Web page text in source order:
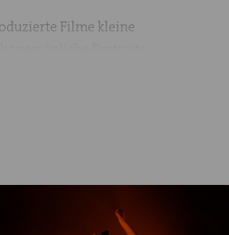
Filme kleine
jedes Musikstück
Reihe an filmischen
fühlbar machen.
2005 kreiert